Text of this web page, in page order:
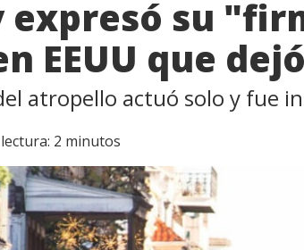
expresó su
EEUU que
atropello actuó solo y fue
2 minutos